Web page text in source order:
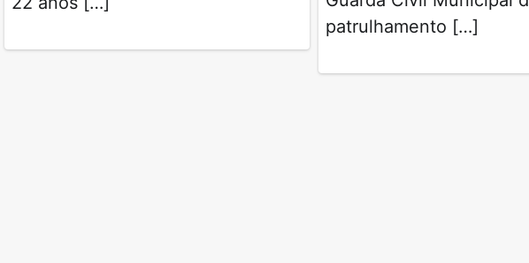
patrulhamento […]